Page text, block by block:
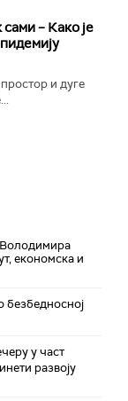
– Како је
и дуге
Володимира
економска и
безбедносној
у част
развоју